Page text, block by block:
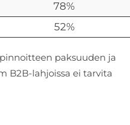
78%
52%
paksuuden ja
B2B-lahjoissa ei tarvita